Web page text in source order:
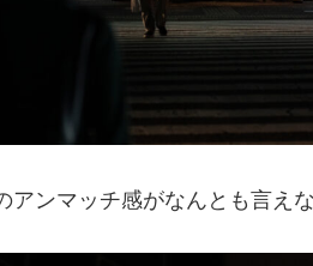
アンマッチ感がなんとも言え